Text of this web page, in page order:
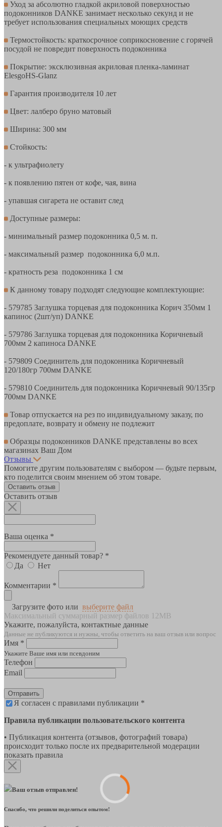
Уход за абсолютно гладкой акриловой поверхностью
подоконников DANKE занимает несколько секунд и не
требует использования специальных моющих средств
Термостойкость: краткосрочное соприкосновение с горячей
посудой не повредит поверхность подоконника
Покрытие: эксклюзивная акриловая пленка-ламинат
ElesgoHS-Glanz
Гарантия производителя 10 лет
Цвет: лалберо бруно матовый
Ширина: 300 мм
Стойкость:
- к ультрафиолету
- к появлению пятен от кофе, чая, вина
- упавшая сигарета не оставит след
Доступные размеры:
- минимальный размер подоконника 0,5 м. п.
- максимальный размер подоконника 6,0 м.п.
- кратность реза подоконника 1 см
К данному товару подходят следующие комплектующие:
- 579785 Заглушка торцевая для подоконника Корич 350мм 1
капинос (2шт/уп) DANKE
- 579786 Заглушка торцевая для подоконника Коричневый
700мм 2 капиноса DANKE
- 579809 Соединитель для подоконника Коричневый
120/180гр 700мм DANKE
- 579810 Соединитель для подоконника Коричневый 90/135гр
700мм DANKE
Товар отпускается на рез по индивидуальному заказу, по
предоплате, возврату и обмену не подлежит
Образцы подоконников DANKE представлены во всех
магазинах Ваш Дом
Отзывы
Помогите другим пользователям с выбором — будьте первым,
кто поделится своим мнением об этом товаре.
Оставить отзыв
Оставить отзыв
Ваша оценка *
Рекомендуете данный товар? *
Да
Нет
Комментарии *
Загрузите фото или выберите файл
Максимальный суммарный размер файлов 12MB
Укажите, пожалуйста, контактные данные
Данные не публикуются и нужны, чтобы ответить на ваш отзыв или вопрос
Имя *
Укажите Ваше имя или псевдоним
Телефон
Email
Отправить
Я согласен с правилами публикации *
Правила публикации пользовательского контента
• Публикация контента (отзывов, фотографий товара)
происходит только после их предварительной модерации
показать правила
Ваш отзыв отправлен!
Спасибо, что решили поделиться опытом!